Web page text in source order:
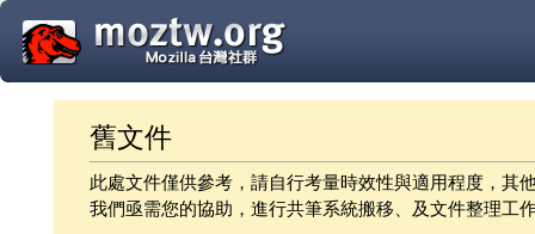
舊文件
此處文件僅供參考，請自行考量時效性與適用程度，其
我們亟需您的協助，進行共筆系統搬移、及文件整理工